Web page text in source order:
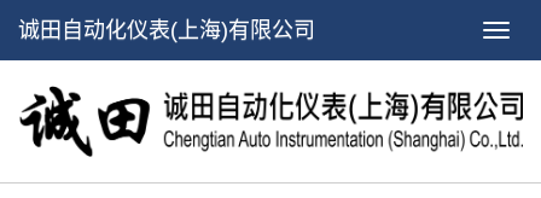
诚田自动化仪表(上海)有限公司